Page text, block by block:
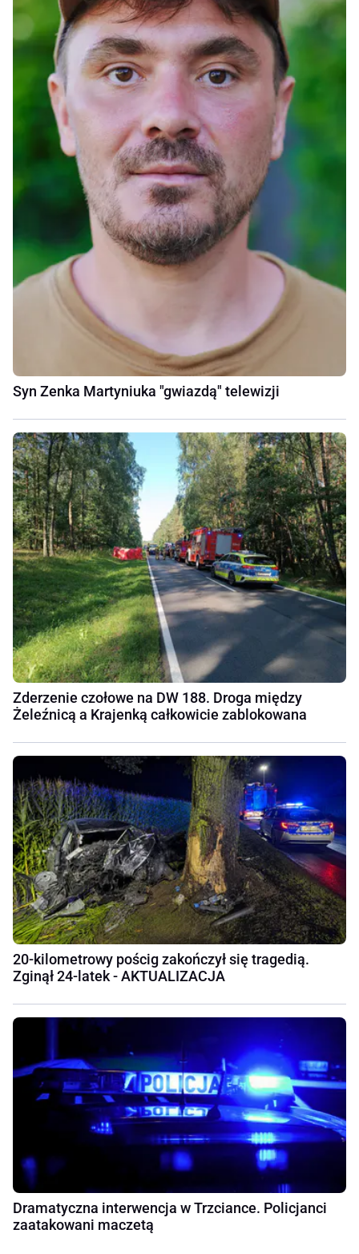
Syn Zenka Martyniuka "gwiazdą" telewizji
Zderzenie czołowe na DW 188. Droga między
Żeleźnicą a Krajenką całkowicie zablokowana
20-kilometrowy pościg zakończył się tragedią.
Zginął 24-latek - AKTUALIZACJA
Dramatyczna interwencja w Trzciance. Policjanci
zaatakowani maczetą